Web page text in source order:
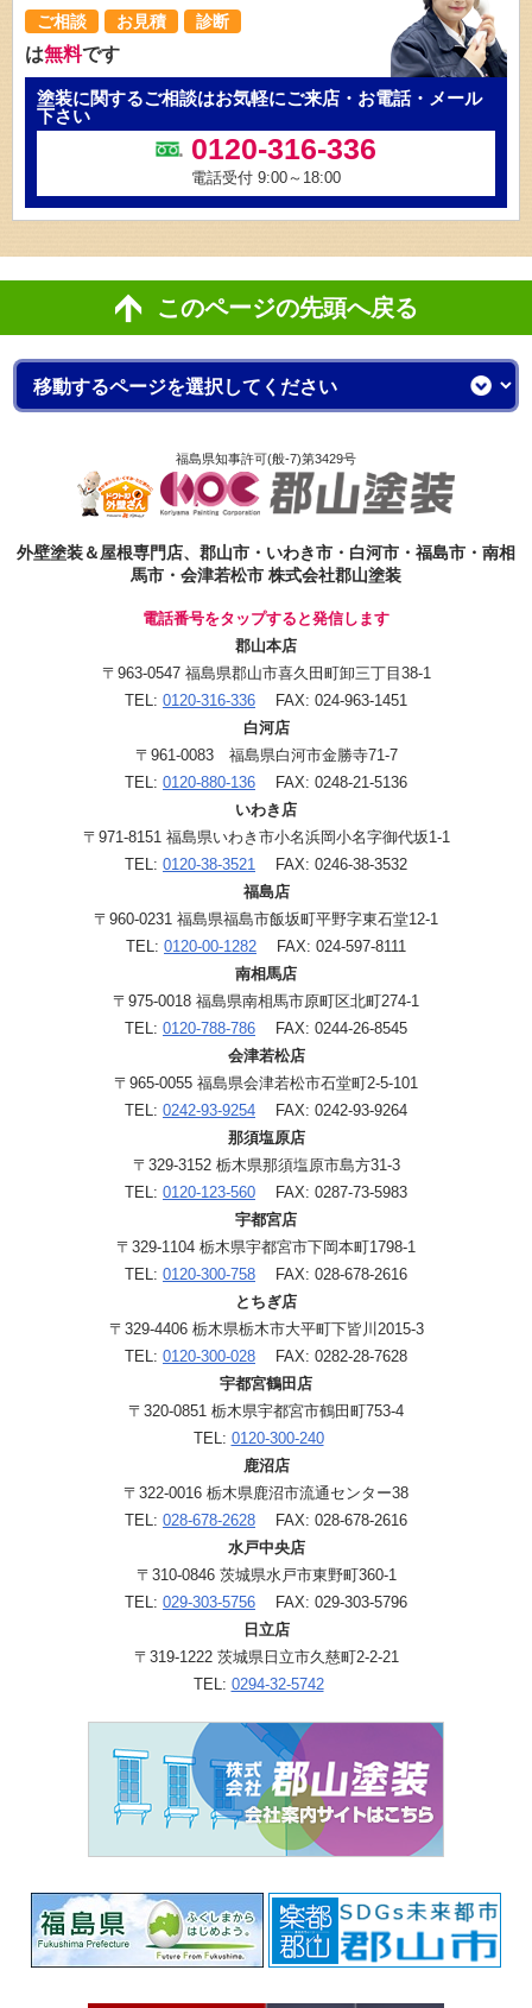
ご相談 お見積 診断
は無料です
塗装に関するご相談はお気軽にご来店・お電話・メール
下さい
0120-316-336
電話受付 9:00～18:00
このページの先頭へ戻る
福島県知事許可(般-7)第3429号
外壁塗装＆屋根専門店、郡山市・いわき市・白河市・福島市・南相
馬市・会津若松市 株式会社郡山塗装
電話番号をタップすると発信します
郡山本店
〒963-0547 福島県郡山市喜久田町卸三丁目38-1
TEL: 0120-316-336 FAX: 024-963-1451
白河店
〒961-0083 福島県白河市金勝寺71-7
TEL: 0120-880-136 FAX: 0248-21-5136
いわき店
〒971-8151 福島県いわき市小名浜岡小名字御代坂1-1
TEL: 0120-38-3521 FAX: 0246-38-3532
福島店
〒960-0231 福島県福島市飯坂町平野字東石堂12-1
TEL: 0120-00-1282 FAX: 024-597-8111
南相馬店
〒975-0018 福島県南相馬市原町区北町274-1
TEL: 0120-788-786 FAX: 0244-26-8545
会津若松店
〒965-0055 福島県会津若松市石堂町2-5-101
TEL: 0242-93-9254 FAX: 0242-93-9264
那須塩原店
〒329-3152 栃木県那須塩原市島方31-3
TEL: 0120-123-560 FAX: 0287-73-5983
宇都宮店
〒329-1104 栃木県宇都宮市下岡本町1798-1
TEL: 0120-300-758 FAX: 028-678-2616
とちぎ店
〒329-4406 栃木県栃木市大平町下皆川2015-3
TEL: 0120-300-028 FAX: 0282-28-7628
宇都宮鶴田店
〒320-0851 栃木県宇都宮市鶴田町753-4
TEL: 0120-300-240
鹿沼店
〒322-0016 栃木県鹿沼市流通センター38
TEL: 028-678-2628 FAX: 028-678-2616
水戸中央店
〒310-0846 茨城県水戸市東野町360-1
TEL: 029-303-5756 FAX: 029-303-5796
日立店
〒319-1222 茨城県日立市久慈町2-2-21
TEL: 0294-32-5742